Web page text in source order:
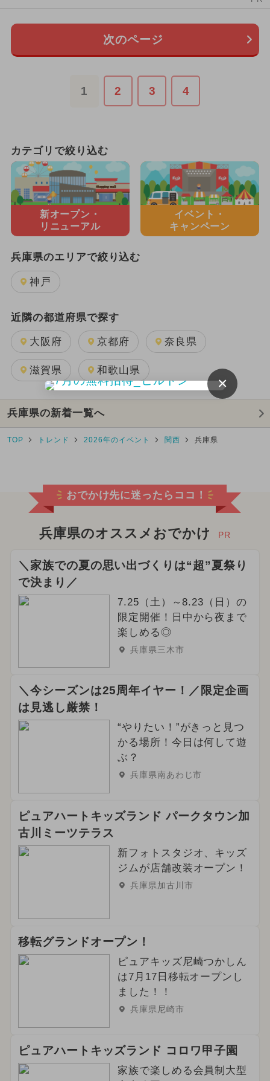
次のページ
1 2 3 4
カテゴリで絞り込む
新オープン・
リニューアル
イベント・
キャンペーン
兵庫県のエリアで絞り込む
神戸
近隣の都道府県で探す
大阪府 京都府 奈良県
滋賀県 和歌山県
兵庫県の新着一覧へ
TOP トレンド 2026年のイベント 関西 兵庫県
おでかけ先に迷ったらココ！
兵庫県のオススメおでかけ PR
＼家族での夏の思い出づくりは“超”夏祭り
で決まり／
7.25（土）～8.23（日）の
限定開催！日中から夜まで
楽しめる◎
兵庫県三木市
＼今シーズンは25周年イヤー！／限定企画
は見逃し厳禁！
“やりたい！”がきっと見つ
かる場所！今日は何して遊
ぶ？
兵庫県南あわじ市
ピュアハートキッズランド パークタウン加
古川ミーツテラス
新フォトスタジオ、キッズ
ジムが店舗改装オープン！
兵庫県加古川市
移転グランドオープン！
ピュアキッズ尼崎つかしん
は7月17日移転オープンし
ました！！
兵庫県尼崎市
ピュアハートキッズランド コロワ甲子園
家族で楽しめる会員制大型
×